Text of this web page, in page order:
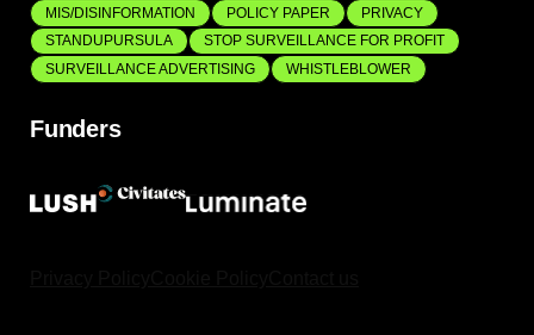
MIS/DISINFORMATION
POLICY PAPER
PRIVACY
STANDUPURSULA
STOP SURVEILLANCE FOR PROFIT
SURVEILLANCE ADVERTISING
WHISTLEBLOWER
Funders